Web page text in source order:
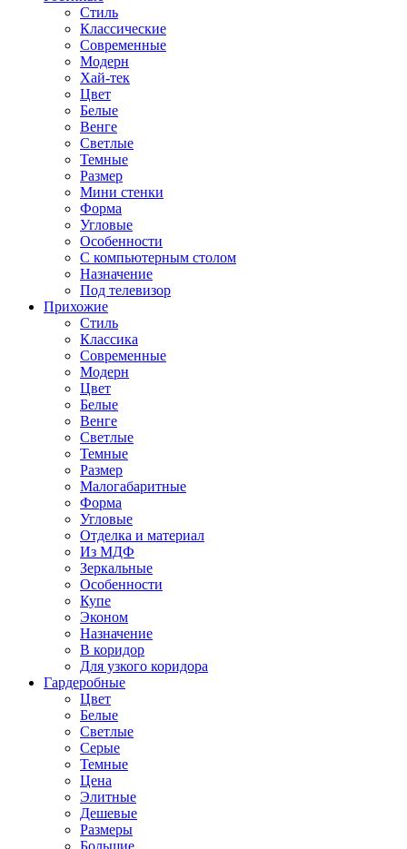
Стиль
Классические
Современные
Модерн
Хай-тек
Цвет
Белые
Венге
Светлые
Темные
Размер
Мини стенки
Форма
Угловые
Особенности
С компьютерным столом
Назначение
Под телевизор
Прихожие
Стиль
Классика
Современные
Модерн
Цвет
Белые
Венге
Светлые
Темные
Размер
Малогабаритные
Форма
Угловые
Отделка и материал
Из МДФ
Зеркальные
Особенности
Купе
Эконом
Назначение
В коридор
Для узкого коридора
Гардеробные
Цвет
Белые
Светлые
Серые
Темные
Цена
Элитные
Дешевые
Размеры
Большие